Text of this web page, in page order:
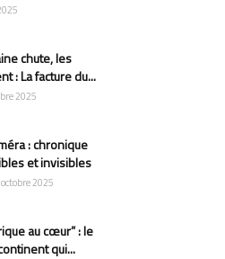
chute, les
: La facture du...
2025
: chronique
et invisibles
2025
au cœur” : le
qui...